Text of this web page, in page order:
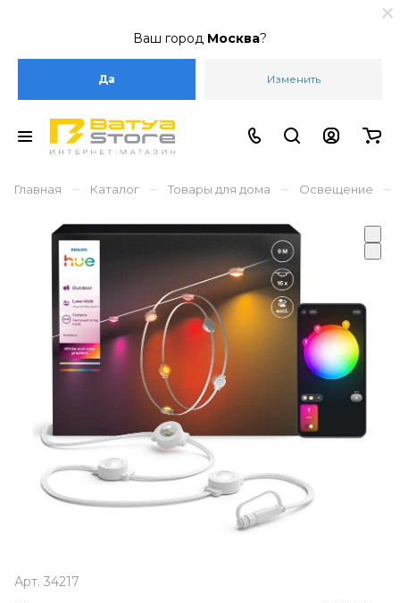
Ваш город Москва?
Да Изменить
Главная – Каталог – Товары для дома – Освещение –
Арт. 34217